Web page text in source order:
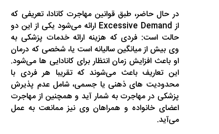
در حال حاضر، طبق قوانین مهاجرت کانادا، تعریفی که
از Excessive Demand ارائه می‌شود یکی از این دو
حالت است: فردی که هزینه ارائه خدمات پزشکی به
وی بیش از میانگین سالیانه است یا، شخصی که درمان
او باعث افزایش زمان انتظار برای کانادایی ها می‌شود.
این تعاریف باعث می‌شوند که تقریبا هر فردی با
محدودیت های ذهنی یا جسمی، شامل عدم پذیرش
پزشکی در مهاجرت به شمار آید و همچنین از مهاجرت
اعضای خانواده و همراهان وی نیز ممانعت به عمل
می‌آید.